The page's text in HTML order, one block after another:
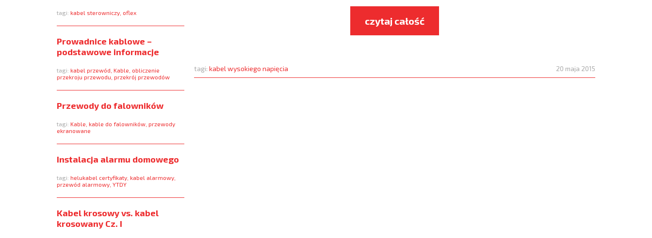
tagi: kabel sterowniczy oflex
Prowadnice kablowe –
podstawowe informacje
tagi: kabel przewód Kable obliczenie
przekroju przewodu przekrój przewodów
Przewody do falowników
tagi: Kable kable do falowników przewody
ekranowane
Instalacja alarmu domowego
tagi: helukabel certyfikaty kabel alarmowy
przewód alarmowy YTDY
Kabel krosowy vs. kabel
krosowany Cz. I
czytaj całość
tagi: kabel wysokiego napięcia 20 maja 2015